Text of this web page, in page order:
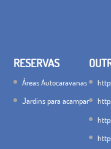
RESERVAS
Áreas Autocaravanas
Jardins para acampar